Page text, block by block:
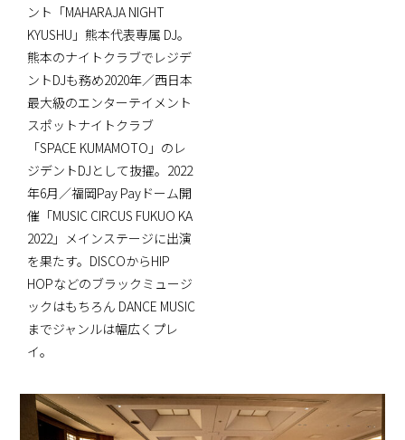
ント「MAHARAJA NIGHT
KYUSHU」熊本代表専属 DJ。
熊本のナイトクラブでレジデ
ントDJも務め2020年／西日本
最大級のエンターテイメント
スポットナイトクラブ
「SPACE KUMAMOTO」のレ
ジデントDJとして抜擢。2022
年6月／福岡Pay Payドーム開
催「MUSIC CIRCUS FUKUO KA
2022」メインステージに出演
を果たす。DISCOからHIP
HOPなどのブラックミュージ
ックはもちろん DANCE MUSIC
までジャンルは幅広くプレ
イ。